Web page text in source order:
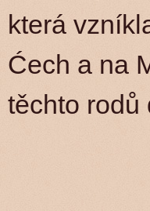
která
Ćech a na
těchto